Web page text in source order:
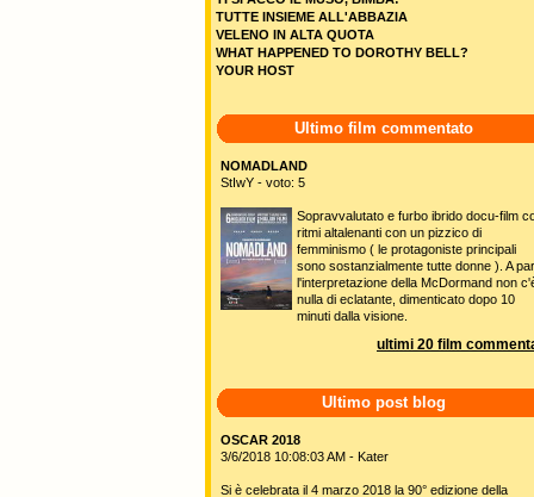
TUTTE INSIEME ALL'ABBAZIA
VELENO IN ALTA QUOTA
WHAT HAPPENED TO DOROTHY BELL?
YOUR HOST
Ultimo film commentato
NOMADLAND
StIwY - voto: 5
Sopravvalutato e furbo ibrido docu-film
ritmi altalenanti con un pizzico di
femminismo ( le protagoniste principali
sono sostanzialmente tutte donne ). A
l'interpretazione della McDormand non
nulla di eclatante, dimenticato dopo 10
minuti dalla visione.
ultimi 20 film
Ultimo post blog
OSCAR 2018
3/6/2018 10:08:03 AM - Kater
Si è celebrata il 4 marzo 2018 la 90° edizione della